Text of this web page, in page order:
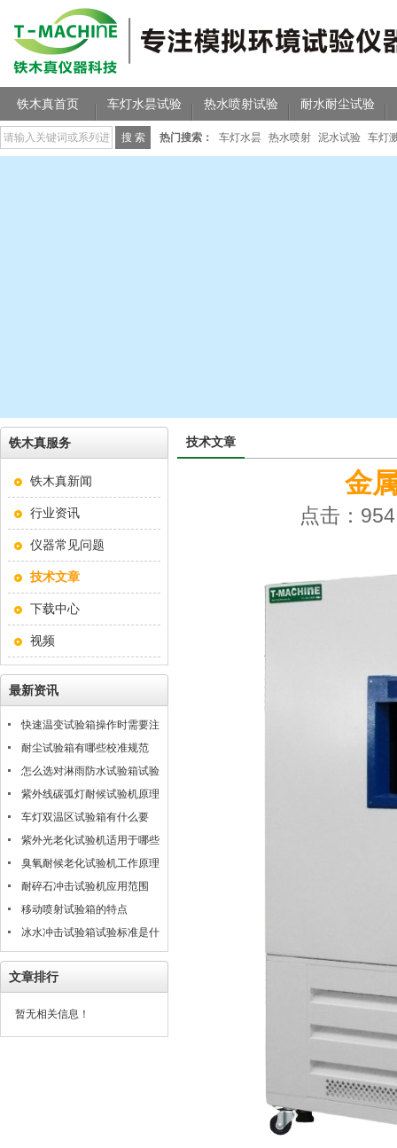
铁木真首页 车灯水昙试验 热水喷射试验 耐水耐尘试验
热门搜索： 车灯水昙 热水喷射 泥水试验 车灯
铁木真服务
铁木真新闻
行业资讯
仪器常见问题
技术文章
下载中心
视频
最新资讯
快速温变试验箱操作时需要注
意什么？
耐尘试验箱有哪些校准规范
怎么选对淋雨防水试验箱试验
条件
紫外线碳弧灯耐候试验机原理
是什么
车灯双温区试验箱有什么要
求？
紫外光老化试验机适用于哪些
材料的测试评估
臭氧耐候老化试验机工作原理
耐碎石冲击试验机应用范围
移动喷射试验箱的特点
冰水冲击试验箱试验标准是什
么？
文章排行
暂无相关信息！
技术文章
金
点击：